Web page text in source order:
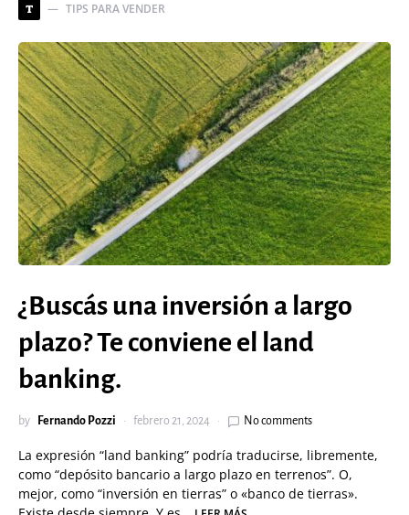
T TIPS PARA VENDER
¿Buscás una inversión a largo
plazo? Te conviene el land
banking.
by Fernando Pozzi febrero 21, 2024 No comments
La expresión “land banking” podría traducirse, libremente,
como “depósito bancario a largo plazo en terrenos”. O,
mejor, como “inversión en tierras” o «banco de tierras».